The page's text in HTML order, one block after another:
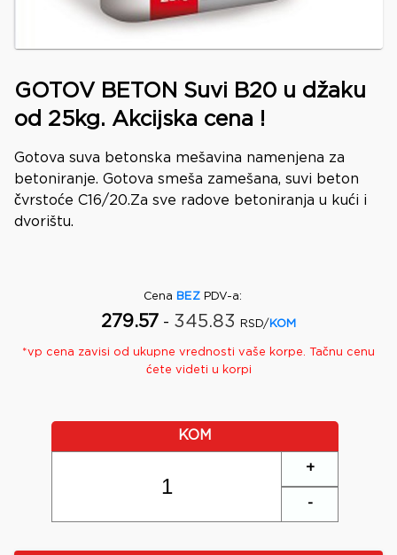
GOTOV BETON Suvi B20 u džaku
od 25kg. Akcijska cena !
Gotova suva betonska mešavina namenjena za
betoniranje. Gotova smeša zamešana, suvi beton
čvrstoće C16/20.Za sve radove betoniranja u kući i
dvorištu.
Cena BEZ PDV-a:
279.57 - 345.83 RSD/ KOM
*vp cena zavisi od ukupne vrednosti vaše korpe. Tačnu cenu
ćete videti u korpi
KOM
+
-